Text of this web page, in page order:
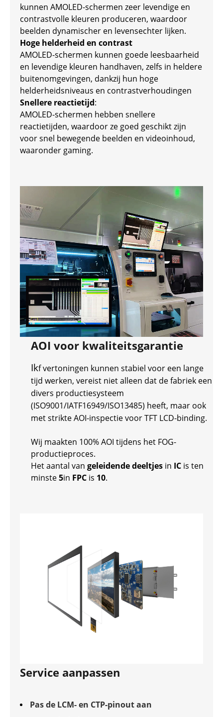
kunnen AMOLED-schermen zeer levendige en
contrastvolle kleuren produceren, waardoor
beelden dynamischer en levensechter lijken.
Hoge helderheid en contrast
AMOLED-schermen kunnen goede leesbaarheid
en levendige kleuren handhaven, zelfs in heldere
buitenomgevingen, dankzij hun hoge
helderheidsniveaus en contrastverhoudingen
Snellere reactietijd:
AMOLED-schermen hebben snellere
reactietijden, waardoor ze goed geschikt zijn
voor snel bewegende beelden en videoinhoud,
waaronder gaming.
AOI voor kwaliteitsgarantie
Ikf vertoningen kunnen stabiel voor een lange
tijd werken, vereist niet alleen dat de fabriek een
divers productiesysteem
(ISO9001/IATF16949/ISO13485) heeft, maar ook
met strikte AOI-inspectie voor TFT LCD-binding.
Wij maakten 100% AOI tijdens het FOG-
productieproces.
Het aantal vangeleidende deeltjes in IC is ten
minste5in FPC is 10.
Service aanpassen
Pas de LCM- en CTP-pinout aan